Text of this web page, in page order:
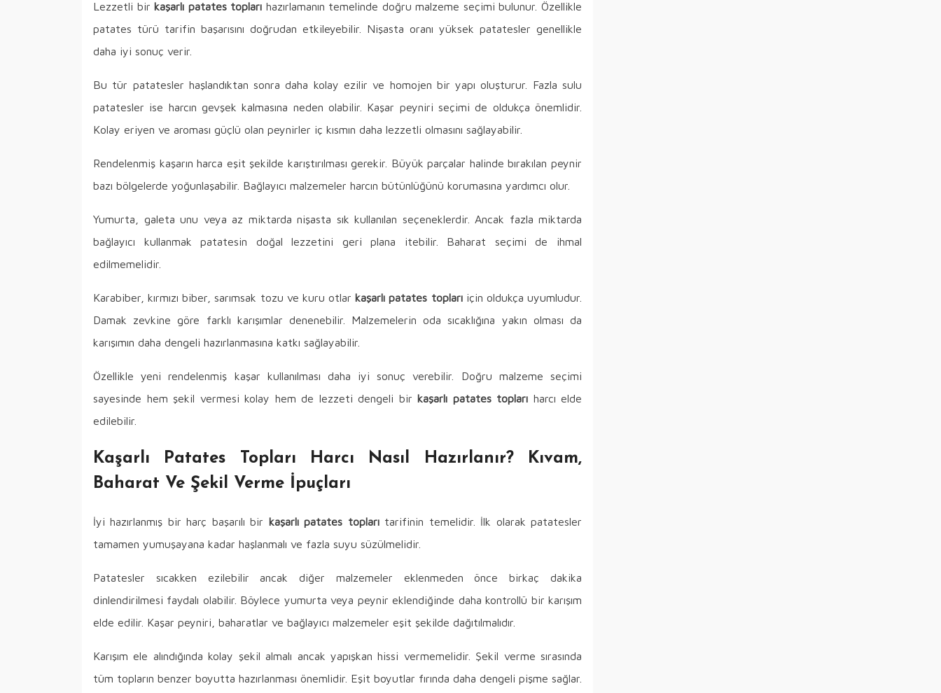
Lezzetli birkaşarlı patates topları hazırlamanın temelinde doğru malzeme seçimi bulunur. Özellikle
patates türü tarifin başarısını doğrudan etkileyebilir. Nişasta oranı yüksek patatesler genellikle
daha iyi sonuç verir.
Bu tür patatesler haşlandıktan sonra daha kolay ezilir ve homojen bir yapı oluşturur. Fazla sulu
patatesler ise harcın gevşek kalmasına neden olabilir. Kaşar peyniri seçimi de oldukça önemlidir.
Kolay eriyen ve aroması güçlü olan peynirler iç kısmın daha lezzetli olmasını sağlayabilir.
Rendelenmiş kaşarın harca eşit şekilde karıştırılması gerekir. Büyük parçalar halinde bırakılan peynir
bazı bölgelerde yoğunlaşabilir. Bağlayıcı malzemeler harcın bütünlüğünü korumasına yardımcı olur.
Yumurta, galeta unu veya az miktarda nişasta sık kullanılan seçeneklerdir. Ancak fazla miktarda
bağlayıcı kullanmak patatesin doğal lezzetini geri plana itebilir. Baharat seçimi de ihmal
edilmemelidir.
Karabiber, kırmızı biber, sarımsak tozu ve kuru otlarkaşarlı patates toplarıiçin oldukça uyumludur.
Damak zevkine göre farklı karışımlar denenebilir. Malzemelerin oda sıcaklığına yakın olması da
karışımın daha dengeli hazırlanmasına katkı sağlayabilir.
Özellikle yeni rendelenmiş kaşar kullanılması daha iyi sonuç verebilir. Doğru malzeme seçimi
sayesinde hem şekil vermesi kolay hem de lezzeti dengeli bir kaşarlı patates topları harcı elde
edilebilir.
Kaşarlı Patates Topları Harcı Nasıl Hazırlanır? Kıvam,
Baharat Ve Şekil Verme İpuçları
İyi hazırlanmış bir harç başarılı bir kaşarlı patates toplarıtarifinin temelidir. İlk olarak patatesler
tamamen yumuşayana kadar haşlanmalı ve fazla suyu süzülmelidir.
Patatesler sıcakken ezilebilir ancak diğer malzemeler eklenmeden önce birkaç dakika
dinlendirilmesi faydalı olabilir. Böylece yumurta veya peynir eklendiğinde daha kontrollü bir karışım
elde edilir. Kaşar peyniri, baharatlar ve bağlayıcı malzemeler eşit şekilde dağıtılmalıdır.
Karışım ele alındığında kolay şekil almalı ancak yapışkan hissi vermemelidir. Şekil verme sırasında
tüm topların benzer boyutta hazırlanması önemlidir. Eşit boyutlar fırında daha dengeli pişme sağlar.